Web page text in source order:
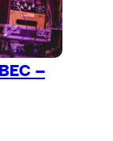
–